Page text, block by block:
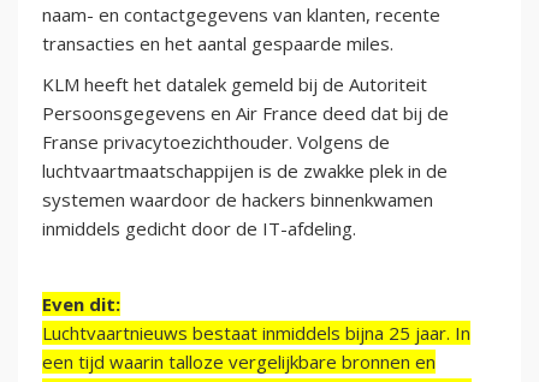
naam- en contactgegevens van klanten, recente
transacties en het aantal gespaarde miles.
KLM heeft het datalek gemeld bij de Autoriteit
Persoonsgegevens en Air France deed dat bij de
Franse privacytoezichthouder. Volgens de
luchtvaartmaatschappijen is de zwakke plek in de
systemen waardoor de hackers binnenkwamen
inmiddels gedicht door de IT-afdeling.
Even dit:
Luchtvaartnieuws bestaat inmiddels bijna 25 jaar. In
een tijd waarin talloze vergelijkbare bronnen en